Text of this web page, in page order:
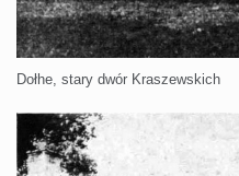
Dołhe, stary dwór Kraszewskich